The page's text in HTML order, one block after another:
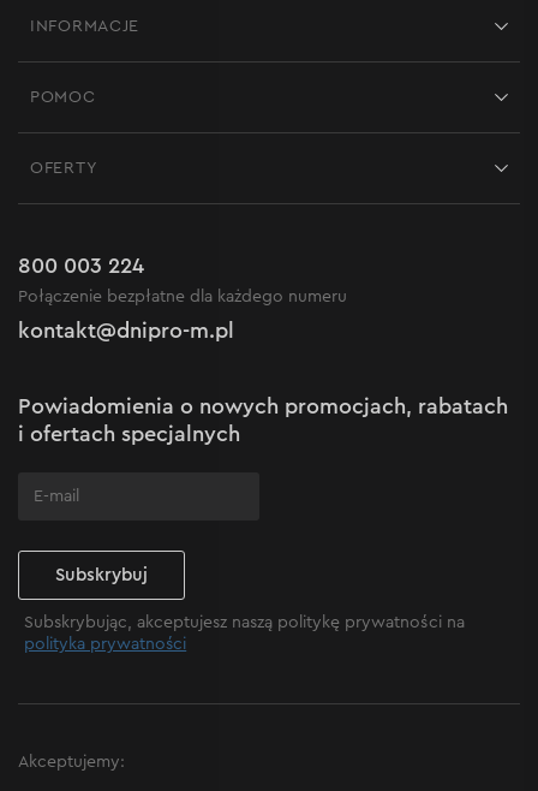
INFORMACJE
Regulamin sklepu internetowego
Polityka prywatności
POMOC
Gwarancja i serwis
Reklamacje i skargi
Ustawienia plików cookie
OFERTY
Nowości
800 003 224
Połączenie bezpłatne dla każdego numeru
kontakt@dnipro-m.pl
Powiadomienia o nowych promocjach, rabatach
i ofertach specjalnych
Subskrybuj
Subskrybując, akceptujesz naszą politykę prywatności na
polityka prywatności
Akceptujemy: